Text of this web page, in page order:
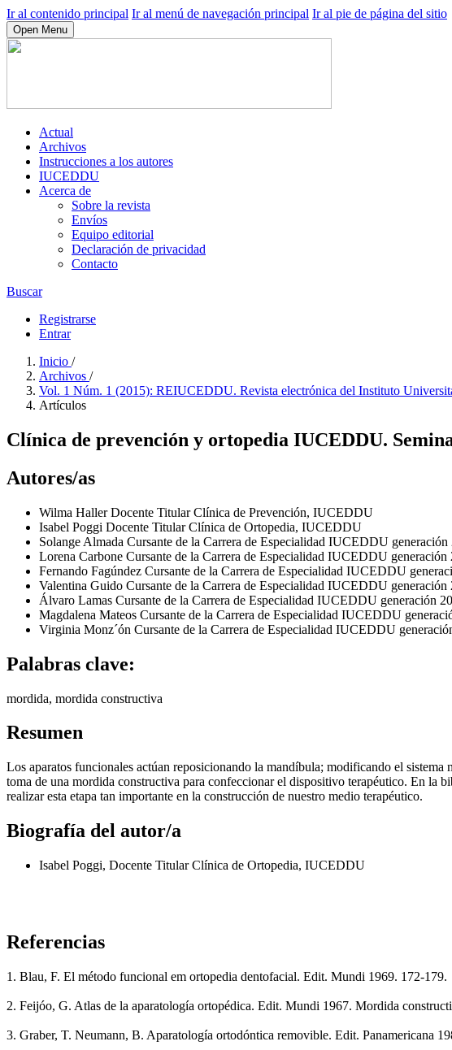
Ir al contenido principal Ir al menú de navegación principal Ir al pie de página del sitio
Open Menu
Actual
Archivos
Instrucciones a los autores
IUCEDDU
Acerca de
Sobre la revista
Envíos
Equipo editorial
Declaración de privacidad
Contacto
Buscar
Registrarse
Entrar
Inicio /
Archivos /
Vol. 1 Núm. 1 (2015): REIUCEDDU. Revista electrónica del Instituto
Artículos
Clínica de prevención y ortopedia IUCEDDU.
Autores/as
Wilma HallerDocente Titular Clínica de Prevención, IUCEDDU
Isabel Poggi Docente Titular Clínica de Ortopedia, IUCEDDU
Solange Almada Cursante de la Carrera de Especialidad IUCEDDU generación
Lorena Carbone Cursante de la Carrera de Especialidad IUCEDDU generación
Fernando Fagúndez Cursante de la Carrera de Especialidad IUCEDDU
Valentina Guido Cursante de la Carrera de Especialidad IUCEDDU generación
Álvaro Lamas Cursante de la Carrera de Especialidad IUCEDDU generación
Magdalena Mateos Cursante de la Carrera de Especialidad IUCEDDU
Virginia Monz´ón Cursante de la Carrera de Especialidad IUCEDDU
Palabras clave:
mordida, mordida constructiva
Resumen
Los aparatos funcionales actúan reposicionando la mandíbula; modificando el
toma de una mordida constructiva para confeccionar el dispositivo terapéutico. En la
realizar esta etapa tan importante en la construcción de nuestro medio terapéutico.
Biografía del autor/a
Isabel Poggi, Docente Titular Clínica de Ortopedia, IUCEDDU
Referencias
1. Blau, F. El método funcional em ortopedia dentofacial. Edit. Mundi 1969. 172-179.
2. Feijóo, G. Atlas de la aparatología ortopédica. Edit. Mundi 1967. Mordida
3. Graber, T. Neumann, B. Aparatología ortodóntica removible. Edit. Panamericana